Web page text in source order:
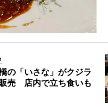
の「いさな」がクジラ
売 店内で立ち食いも